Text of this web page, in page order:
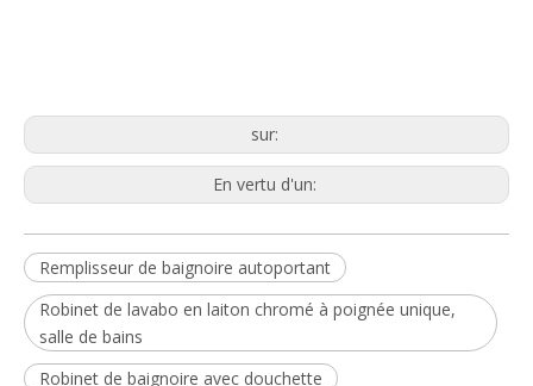
sur:
En vertu d'un:
Remplisseur de baignoire autoportant
Robinet de lavabo en laiton chromé à poignée unique,
salle de bains
Robinet de baignoire avec douchette